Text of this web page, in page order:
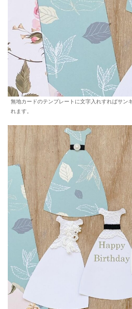
無地カードのテンプレートに文字入れすればサン
れます。